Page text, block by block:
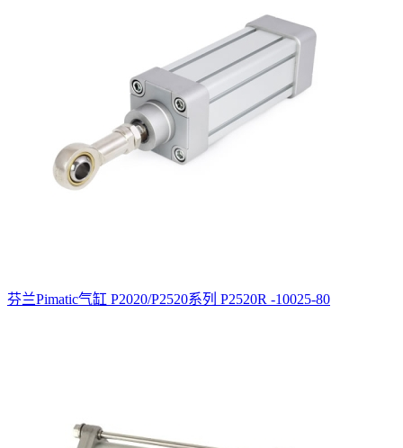
芬兰Pimatic气缸 P2020/P2520系列 P2520R -10025-80